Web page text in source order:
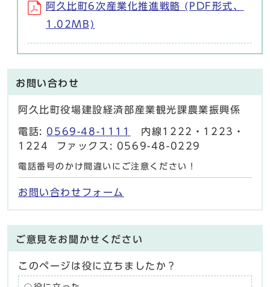
阿久比町6次産業化推進戦略 (PDF形式、
1.02MB)
お問い合わせ
阿久比町役場建設経済部産業観光課農業振興係
電話: 0569-48-1111
内線1222・1223・
1224 ファックス: 0569-48-0229
電話番号のかけ間違いにご注意ください！
お問い合わせフォーム
ご意見をお聞かせください
このページは役に立ちましたか？